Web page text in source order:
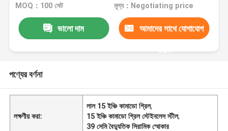
MOQ：100 সেট মূল্য：Negotiating price
ভালো দাম আমাদের সাথে যোগাযোগ
করুন
পণ্যের বর্ণনা
লক্ষণীয় করা:
লাল 15 ইঞ্চি কামাডো গ্রিল,
15 ইঞ্চি কামাডো গ্রিল স্টেইনলেস স্টীল,
39 সেমি বৈদ্যুতিক সিরামিক স্মোকার